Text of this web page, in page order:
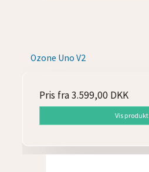
Ozone Uno V2
Pris fra3.599,00 DKK
Vis produkt